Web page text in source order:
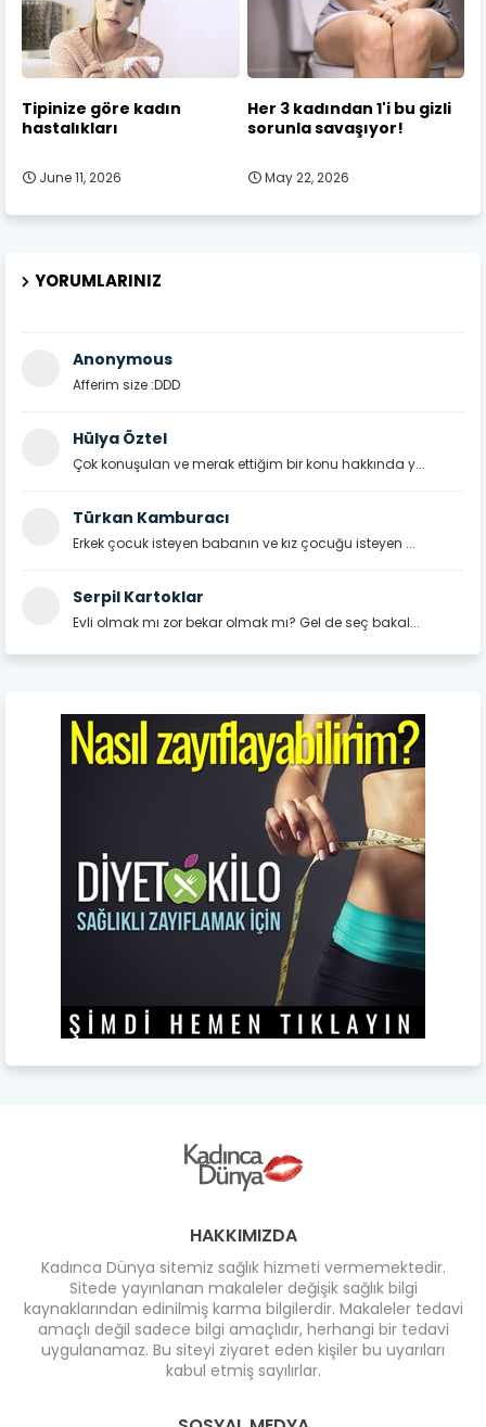
Tipinize göre kadın
hastalıkları
June 11, 2026
Her 3 kadından 1'i bu gizli
sorunla savaşıyor!
May 22, 2026
YORUMLARINIZ
Anonymous
Afferim size :DDD
Hülya Öztel
Çok konuşulan ve merak ettiğim bir konu hakkında y...
Türkan Kamburacı
Erkek çocuk isteyen babanın ve kız çocuğu isteyen ...
Serpil Kartoklar
Evli olmak mı zor bekar olmak mı? Gel de seç bakal...
HAKKIMIZDA
Kadınca Dünya sitemiz sağlık hizmeti vermemektedir.
Sitede yayınlanan makaleler değişik sağlık bilgi
kaynaklarından edinilmiş karma bilgilerdir. Makaleler tedavi
amaçlı değil sadece bilgi amaçlıdır, herhangi bir tedavi
uygulanamaz. Bu siteyi ziyaret eden kişiler bu uyarıları
kabul etmiş sayılırlar.